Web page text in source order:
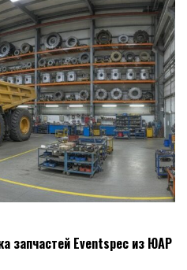
запчастей Eventspec из ЮАР